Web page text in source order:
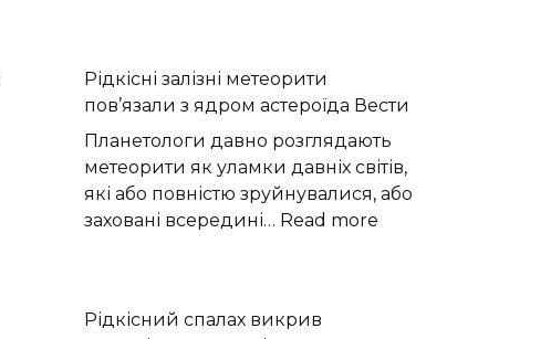
складну
вуглецю
Рідкісні залізні метеорити
пов’язали з ядром астероїда Вести
Планетологи давно розглядають
метеорити як уламки давніх світів,
які або повністю зруйнувалися, або
заховані всередині… Read more
Рідкісний спалах викрив